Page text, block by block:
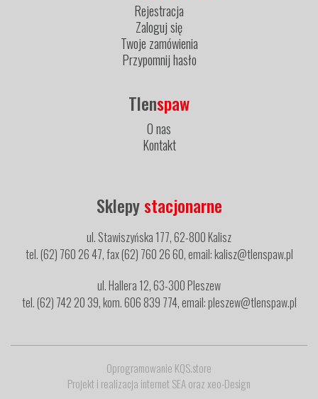
Rejestracja
Zaloguj się
Twoje zamówienia
Przypomnij hasło
Tlenspaw
O nas
Kontakt
Sklepystacjonarne
ul. Stawiszyńska 177, 62-800 Kalisz
tel. (62) 760 26 47, fax (62) 760 26 60, email: kalisz@tlenspaw.pl
ul. Hallera 12, 63-300 Pleszew
tel. (62) 742 20 39, kom. 606 839 774, email: pleszew@tlenspaw.pl
Oprogramowanie KQS.store
Projekt i realizacja internet SEA orazxeo-Design